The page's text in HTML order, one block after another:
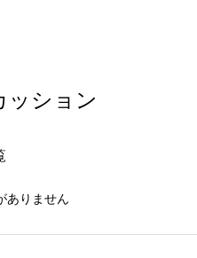
ッション
ありません